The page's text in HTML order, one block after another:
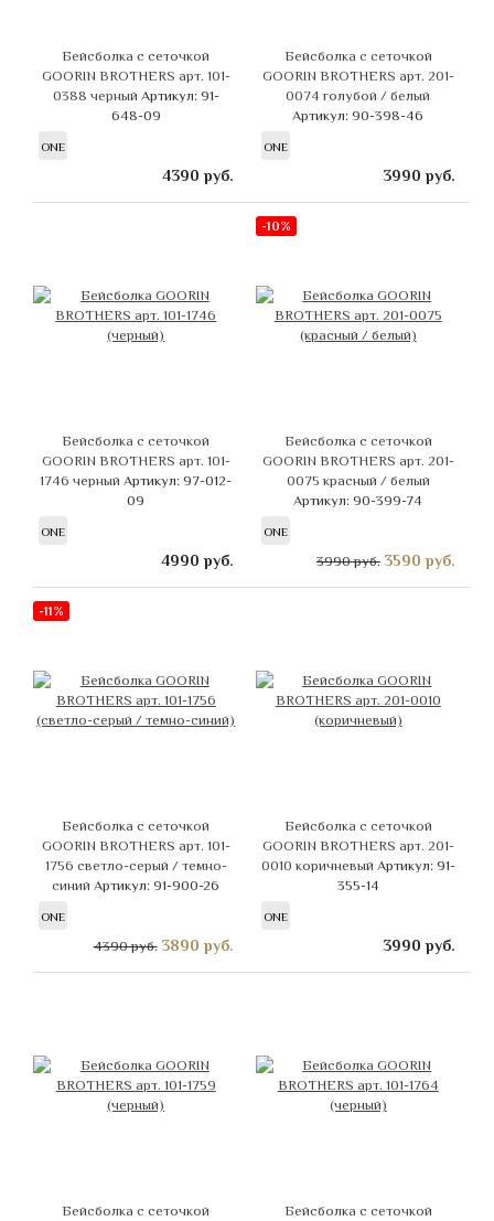
Бейсболка с сеточкой
GOORIN BROTHERS арт. 101-
0388 черный Артикул: 91-
648-09
ONE
4390 руб.
Бейсболка с сеточкой
GOORIN BROTHERS арт. 201-
0074 голубой / белый
Артикул: 90-398-46
ONE
3990 руб.
Бейсболка с сеточкой
GOORIN BROTHERS арт. 101-
1746 черныйАртикул: 97-012-
09
ONE
4990 руб.
-10%
Бейсболка с сеточкой
GOORIN BROTHERS арт. 201-
0075 красный / белый
Артикул: 90-399-74
ONE
3990 руб. 3590 руб.
-11%
Бейсболка с сеточкой
GOORIN BROTHERS арт. 101-
1756 светло-серый / темно-
синийАртикул: 91-900-26
ONE
4390 руб. 3890 руб.
Бейсболка с сеточкой
GOORIN BROTHERS арт. 201-
0010 коричневый Артикул: 91-
355-14
ONE
3990 руб.
Бейсболка с сеточкой
Бейсболка с сеточкой